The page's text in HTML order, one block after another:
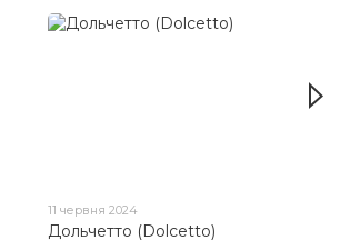
11 червня 2024
Дольчетто (Dolcetto)